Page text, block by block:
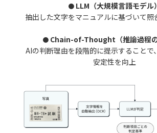
● LLM（大規模言語モデル）
抽出した文字をマニュアルに基づいて照
● Chain-of-Thought（推論過程の
AIの判断理由を段階的に提示することで
安定性を向上